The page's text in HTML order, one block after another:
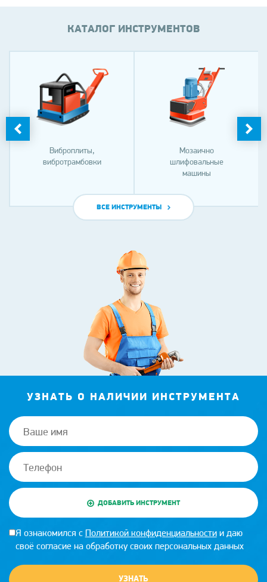
КАТАЛОГ ИНСТРУМЕНТОВ
Виброплиты,
вибротрамбовки
Мозаично
шлифовальные
машины
ВСЕ ИНСТРУМЕНТЫ
УЗНАТЬ О НАЛИЧИИ ИНСТРУМЕНТА
ДОБАВИТЬ ИНСТРУМЕНТ
Я ознакомился с Политикой конфиденциальностии даю
своё согласие на обработку своих персональных данных
УЗНАТЬ